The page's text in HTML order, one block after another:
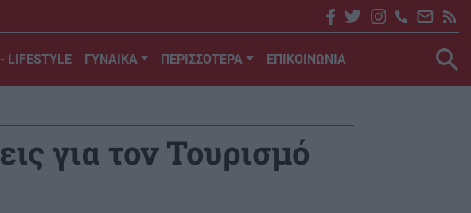
LIFESTYLE ΓΥΝΑΙΚΑ ΠΕΡΙΣΣΟΤΕΡΑ ΕΠΙΚΟΙΝΩΝΙΑ
για τον Τουρισμό